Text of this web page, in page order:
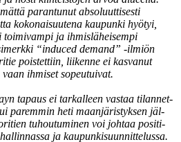
paran­tunut absolu­ut­tis­es­ti
kokon­aisuute­na kaupun­ki hyö­tyi,
ja ihmis­läheisem­pi
“induced demand” ‑ilmiön
pois­tet­ti­in, liikenne ei kas­vanut
ihmiset sopeutuivat.
tapaus ei tarkalleen vas­taa tilan­net­
parem­min heti maan­järistyk­sen jäl­
tuhou­tu­mi­nen voi johtaa posi­ti­
ja kaupunkisu­un­nit­telus­sa.